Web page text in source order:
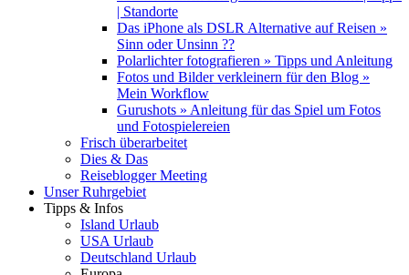
| Standorte
Das iPhone als DSLR Alternative auf Reisen »
Sinn oder Unsinn ??
Polarlichter fotografieren » Tipps und Anleitung
Fotos und Bilder verkleinern für den Blog »
Mein Workflow
Gurushots » Anleitung für das Spiel um Fotos
und Fotospielereien
Frisch überarbeitet
Dies & Das
Reiseblogger Meeting
Unser Ruhrgebiet
Tipps & Infos
Island Urlaub
USA Urlaub
Deutschland Urlaub